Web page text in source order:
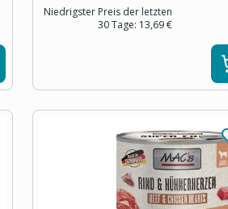
Niedrigster Preis der letzten
30 Tage: 13,69 €